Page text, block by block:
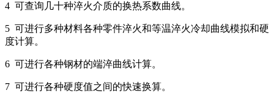
4 可查询几十种淬火介质的换热系数曲线。
5 可进行多种材料各种零件淬火和等温淬火冷却曲线模拟和硬
度计算。
6 可进行各种钢材的端淬曲线计算。
7 可进行各种硬度值之间的快速换算。